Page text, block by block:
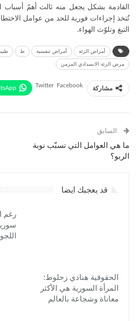
القادمة بشكل يجعل منه ثالث أهمّ أسباب
تُتخذ إجراءات فورية للحد من عوامل
التبغ وتلوّث الهواء.
أمراض الرئة أمراض تنفسية ط
مرض الرئة الانسدادي المزمن
مشاركة Facebook
Twitter
السابق
ما هي العوامل التي تسبّب نوبة
الربو؟
قد يعجبك ايضا
الحقوقية هنادي زحلوط:
المرأة السورية هي الأكثر
معاناة وشجاعة بالعالم
رغم